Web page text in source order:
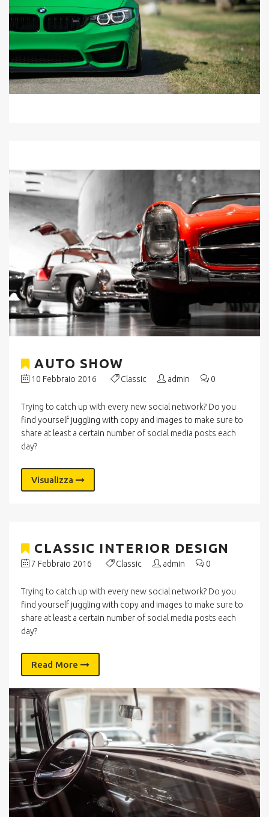
AUTO SHOW
10 Febbraio 2016 Classic admin 0
Trying to catch up with every new social network? Do you
find yourself juggling with copy and images to make sure to
share at least a certain number of social media posts each
day?
Visualizza
CLASSIC INTERIOR DESIGN
7 Febbraio 2016 Classic admin 0
Trying to catch up with every new social network? Do you
find yourself juggling with copy and images to make sure to
share at least a certain number of social media posts each
day?
Read More